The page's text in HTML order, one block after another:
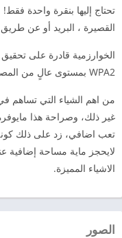
تحتاج إليها بنقرة واحدة
القصيرة ، البريد أو عن
WPA2 بمستوى عالٍ من المصادقة.
من اهم الشياء التي تساهم
غير ذلك، وصراحة هذا
تعب اضافي، زد على ذلك كونه
لايحجز ماية مساحة إضافية
الاشياء المميزة.
الصور